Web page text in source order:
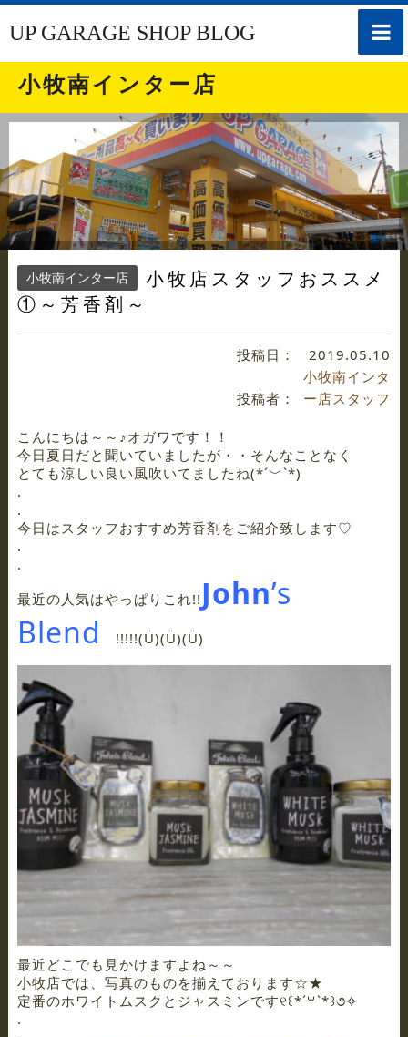
toggle
UP GARAGE SHOP BLOG
小牧南インター店
小牧南インター店
小牧店スタッフおススメ
①～芳香剤～
投稿日： 2019.05.10
投稿者：
小牧南インタ
ー店スタッフ
こんにちは～～♪オガワです！！
今日夏日だと聞いていましたが・・そんなことなく
とても涼しい良い風吹いてましたね(*´﹀`*)
.
.
今日はスタッフおすすめ芳香剤をご紹介致します♡
.
.
最近の人気はやっぱりこれ!! John’s
Blend
!!!!!(Ü)(Ü)(Ü)
最近どこでも見かけますよね～～
小牧店では、写真のものを揃えております☆★
定番のホワイトムスクとジャスミンです୧꒰*´꒳`*꒱૭✧
.